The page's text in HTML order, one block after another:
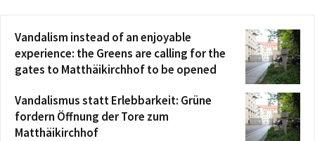
Vandalism instead of an enjoyable
experience: the Greens are calling for the
gates to Matthäikirchhof to be opened
Vandalismus statt Erlebbarkeit: Grüne
fordern Öffnung der Tore zum
Matthäikirchhof